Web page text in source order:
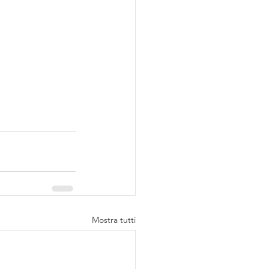
Mostra tutti